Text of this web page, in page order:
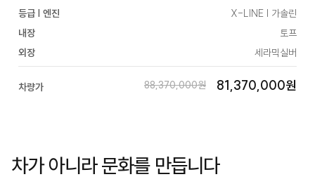
등급 | 엔진
X-LINE | 가솔린
내장
토프
외장
세라믹실버
차량가 88,370,000원 81,370,000원
차가 아니라 문화를 만듭니다